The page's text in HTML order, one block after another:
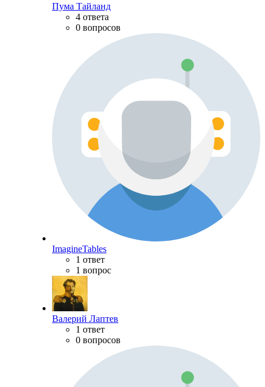
Пума Тайланд
4 ответа
0 вопросов
ImagineTables
1 ответ
1 вопрос
Валерий Лаптев
1 ответ
0 вопросов